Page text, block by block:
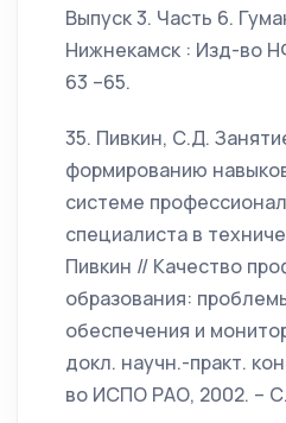
Выпуск 3. Часть 6.
Нижнекамск : Изд-во
63 –65.
35. Пивкин, С.Д.
формированию
системе
специалиста в
Пивкин // Качество
образования:
обеспечения и
докл. научн.-практ.
во ИСПО РАО, 2002. –